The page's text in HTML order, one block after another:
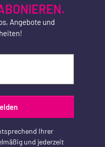
Angebote und
Ihrer
und jederzeit